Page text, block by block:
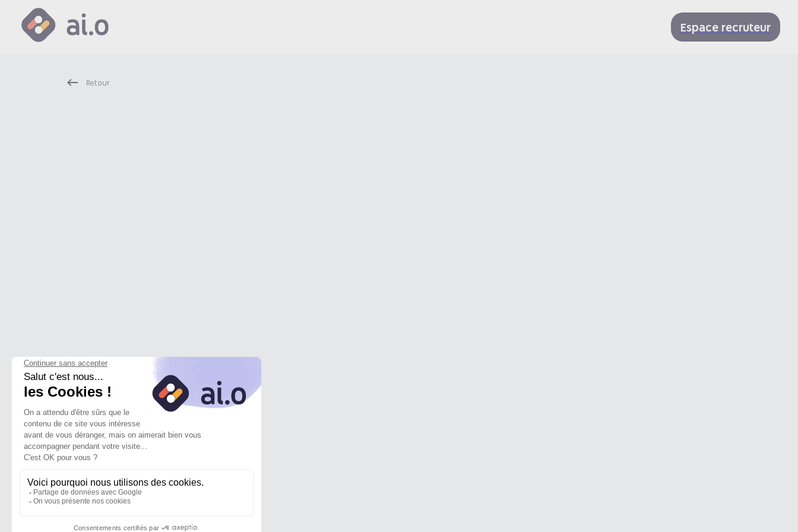
Espace recruteur
Retour